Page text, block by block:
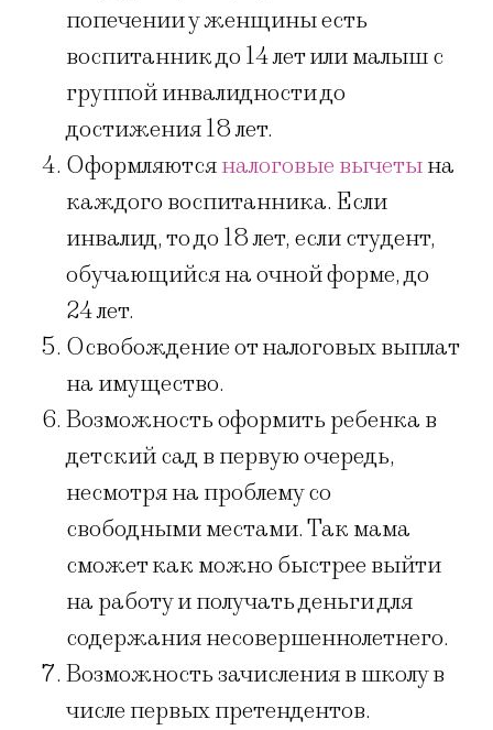
попечении у женщины есть
воспитанник до 14 лет или малыш с
группой инвалидности до
достижения 18 лет.
Оформляютсяналоговые вычетына
каждого воспитанника. Если
инвалид, то до 18 лет, если студент,
обучающийся на очной форме, до
24 лет.
Освобождение от налоговых выплат
на имущество.
Возможность оформить ребенка в
детский сад в первую очередь,
несмотря на проблему со
свободными местами. Так мама
сможет как можно быстрее выйти
на работу и получать деньги для
содержания несовершеннолетнего.
Возможность зачисления в школу в
числе первых претендентов.